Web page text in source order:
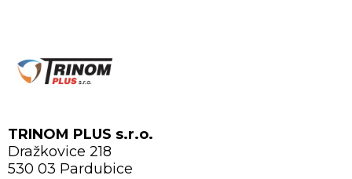
TRINOM PLUS s.r.o.
Dražkovice 218
530 03 Pardubice